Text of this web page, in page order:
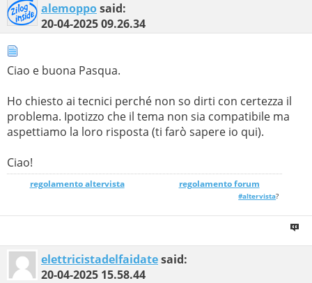
alemopposaid:
20-04-202509.26.34
Ciao e buona Pasqua.
Ho chiesto ai tecnici perché non so dirti con certezza il
problema. Ipotizzo che il tema non sia compatibile ma
aspettiamo la loro risposta (ti farò sapere io qui).
Ciao!
regolamento altervista_______________ regolamento forum
#altervista?
elettricistadelfaidatesaid:
20-04-2025 15.58.44